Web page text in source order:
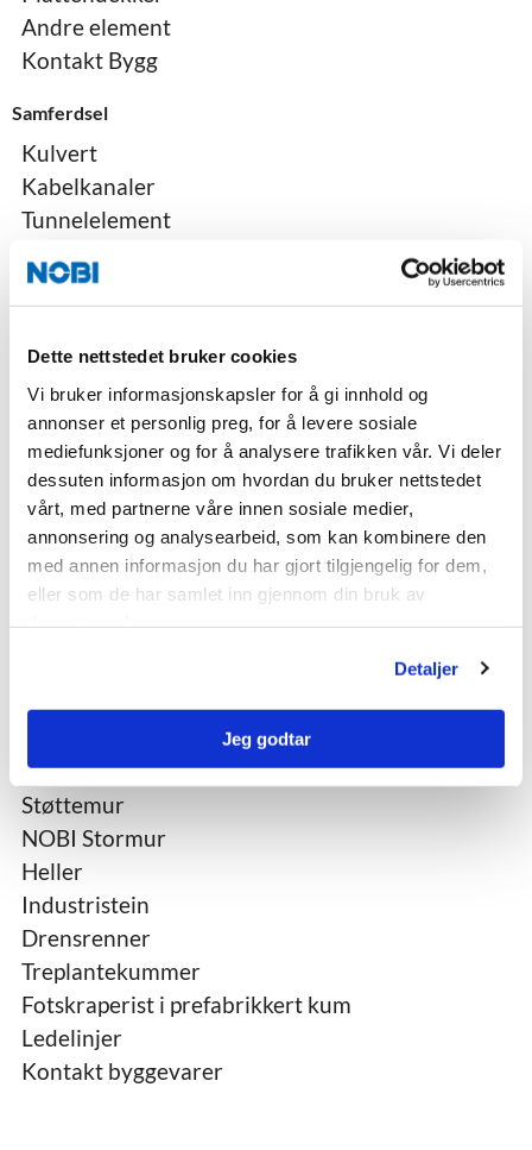
Dette nettstedet bruker cookies
Vi bruker informasjonskapsler for å gi innhold og
annonser et personlig preg, for å levere sosiale
mediefunksjoner og for å analysere trafikken vår. Vi deler
dessuten informasjon om hvordan du bruker nettstedet
vårt, med partnerne våre innen sosiale medier,
annonsering og analysearbeid, som kan kombinere den
med annen informasjon du har gjort tilgjengelig for dem,
eller som de har samlet inn gjennom din bruk av
Detaljer
Jeg godtar
Andre element
Kontakt Bygg
Samferdsel
Kulvert
Kabelkanaler
Tunnelelement
Støttemur L-element
Mastefundament
Treplantekummer
Trekkekummer
Fartsputer
Ledelinjer
Kontakt Samferdsel
Ferdigbetong og Sandtak
Byggevarer til hage, park og gate
Belegningsstein
Støttemur
NOBI Stormur
Heller
Industristein
Drensrenner
Treplantekummer
Fotskraperist i prefabrikkert kum
Ledelinjer
Kontakt byggevarer